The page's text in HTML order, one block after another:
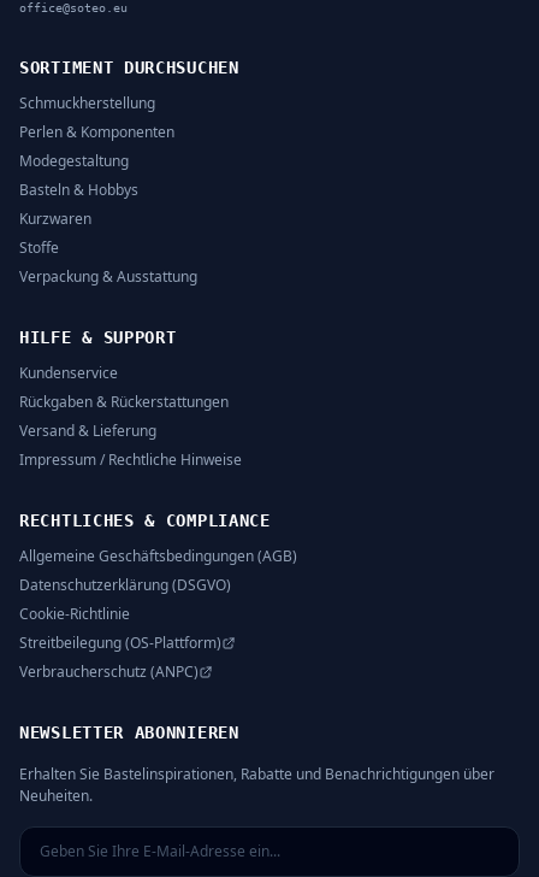
office@soteo.eu
SORTIMENT DURCHSUCHEN
Schmuckherstellung
Perlen & Komponenten
Modegestaltung
Basteln & Hobbys
Kurzwaren
Stoffe
Verpackung & Ausstattung
HILFE & SUPPORT
Kundenservice
Rückgaben & Rückerstattungen
Versand & Lieferung
Impressum / Rechtliche Hinweise
RECHTLICHES & COMPLIANCE
Allgemeine Geschäftsbedingungen (AGB)
Datenschutzerklärung (DSGVO)
Cookie-Richtlinie
Streitbeilegung (OS-Plattform)
Verbraucherschutz (ANPC)
NEWSLETTER ABONNIEREN
Erhalten Sie Bastelinspirationen, Rabatte und Benachrichtigungen über
Neuheiten.